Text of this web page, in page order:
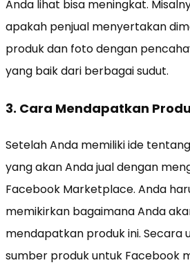
Anda lihat bisa meningkat.
apakah penjual menyertakan
produk dan foto dengan
yang baik dari berbagai sudut.
3. Cara Mendapatkan
Setelah Anda memiliki ide
yang akan Anda jual dengan
Facebook Marketplace. Anda
memikirkan bagaimana Anda
mendapatkan produk ini. Secara
sumber produk untuk Facebook